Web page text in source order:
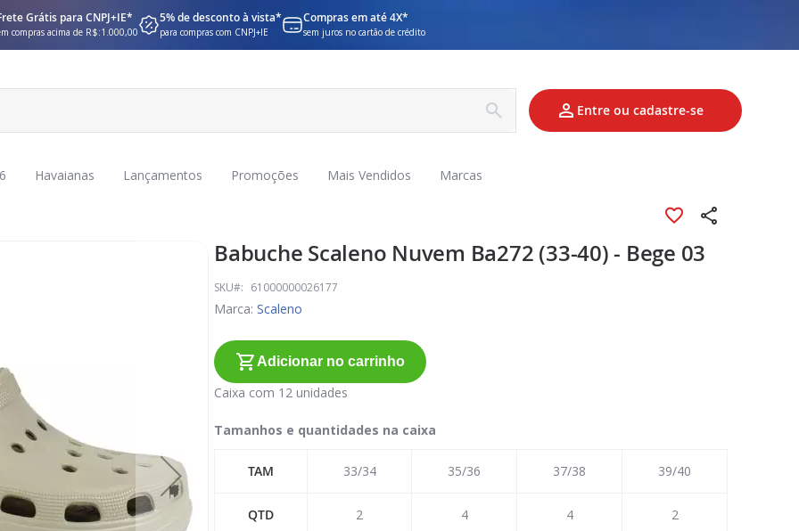
Grátis para CNPJ+IE*
compras acima de R$:1.000,00
5% de desconto à vista*
para compras com CNPJ+IE
Compras em até 4X*
sem juros no cartão de crédito
Entre ou cadastre-se
Havaianas Lançamentos Promoções Mais Vendidos Marcas
Babuche Scaleno Nuvem Ba272 (33-40) - Bege 03
SKU 61000000026177
Marca: Scaleno
Adicionar no carrinho
Caixa com 12 unidades
Tamanhos e quantidades na caixa
TAM 33/34 35/36 37/38 39/40
QTD 2 4 4 2